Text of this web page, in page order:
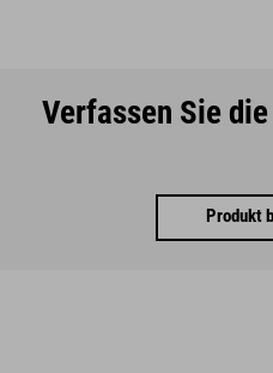
Verfassen Sie
Produkt